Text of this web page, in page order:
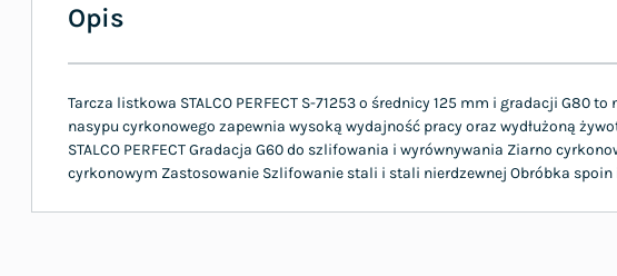
Opis
Tarcza listkowa STALCO PERFECT S-71253 o średnicy 125 mm i gradacji
nasypu cyrkonowego zapewnia wysoką wydajność pracy oraz wydłużoną
STALCO PERFECT Gradacja G60 do szlifowania i wyrównywania Ziarno
cyrkonowym Zastosowanie Szlifowanie stali i stali nierdzewnej Obróbka